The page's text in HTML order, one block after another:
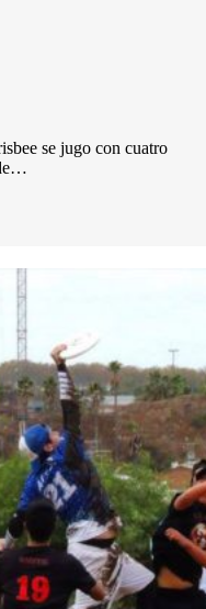
se jugo con cuatro